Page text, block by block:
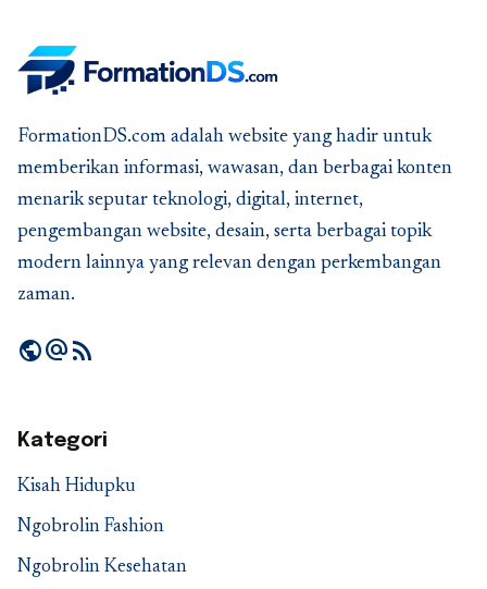
FormationDS.com adalah website yang hadir untuk
memberikan informasi, wawasan, dan berbagai konten
menarik seputar teknologi, digital, internet,
pengembangan website, desain, serta berbagai topik
modern lainnya yang relevan dengan perkembangan
zaman.
publicalternate_emailrss_feed
Kategori
Kisah Hidupku
Ngobrolin Fashion
Ngobrolin Kesehatan